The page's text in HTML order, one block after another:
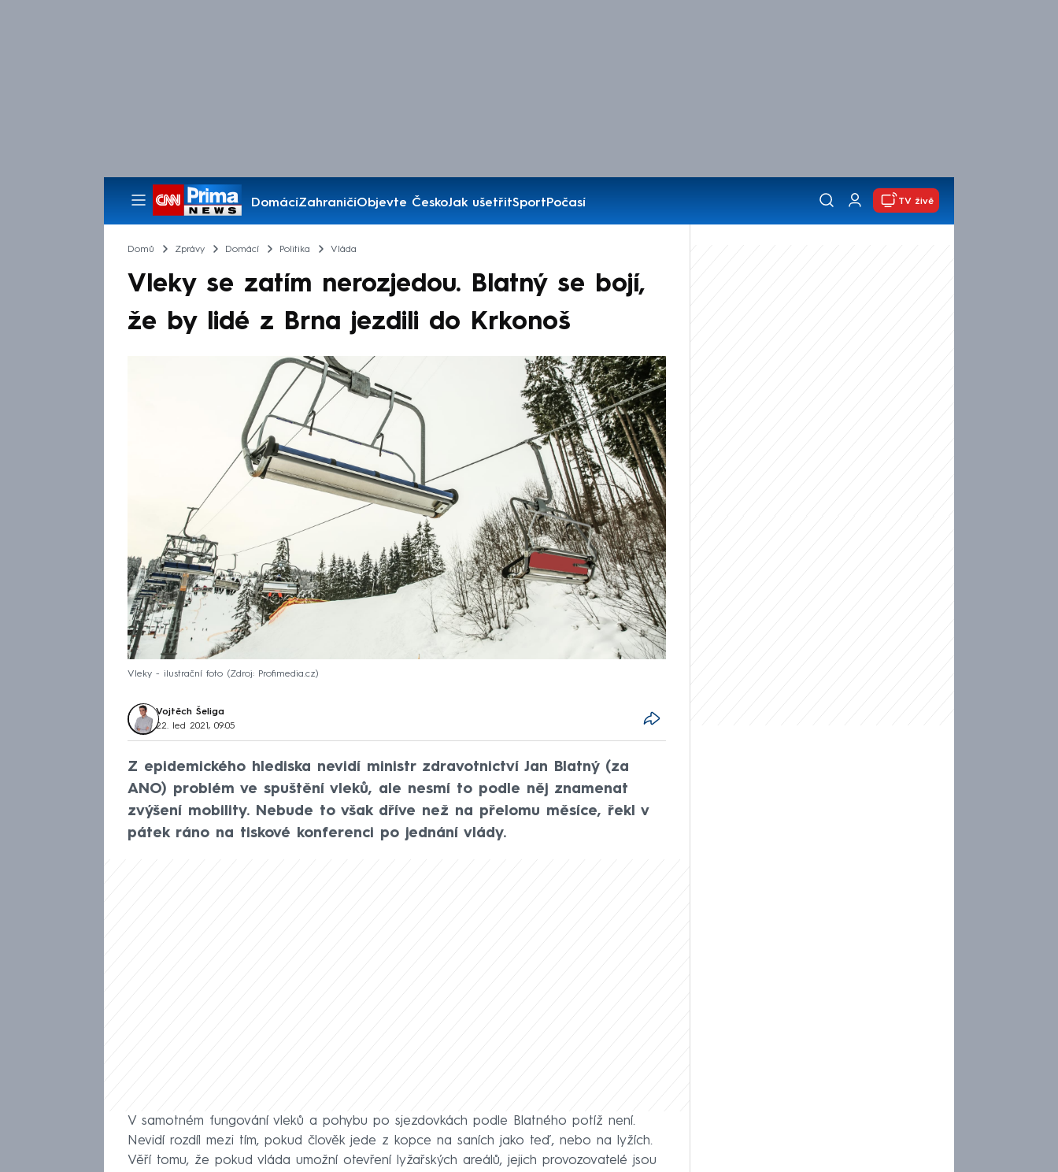
DomácíZahraničíObjevte ČeskoJak ušetřitSportPočasí
Pořady
TV živě
Domů Zprávy Domácí Politika Vláda
Vleky se zatím nerozjedou. Blatný se bojí,
že by lidé z Brna jezdili do Krkonoš
Vleky - ilustrační foto Zdroj: Profimedia.cz
Vojtěch Šeliga
22. led 2021, 09:05
Z epidemického hlediska nevidí ministr zdravotnictví Jan Blatný (za
ANO) problém ve spuštění vleků, ale nesmí to podle něj znamenat
zvýšení mobility. Nebude to však dříve než na přelomu měsíce, řekl v
pátek ráno na tiskové konferenci po jednání vlády.
V samotném fungování vleků a pohybu po sjezdovkách podle Blatného potíž není.
Nevidí rozdíl mezi tím, pokud člověk jede z kopce na saních jako teď, nebo na lyžích.
Věří tomu, že pokud vláda umožní otevření lyžařských areálů, jejich provozovatelé jsou